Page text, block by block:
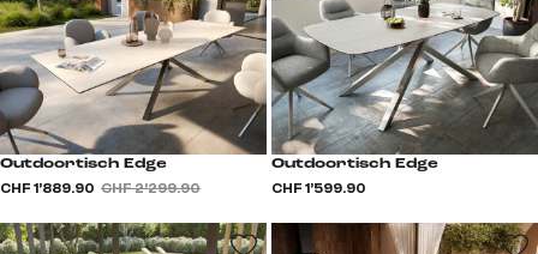
Outdoortisch Edge
CHF 1’889.90 CHF 2’299.90
Outdoortisch Edge
CHF 1’599.90